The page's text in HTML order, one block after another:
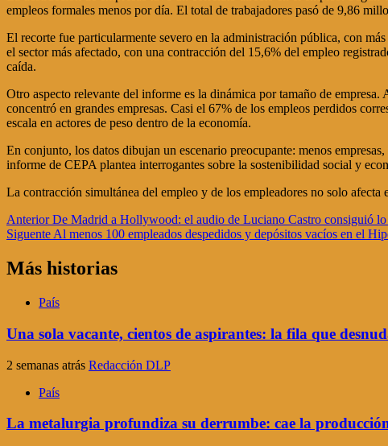
empleos formales menos por día. El total de trabajadores pasó de 9,86
El recorte fue particularmente severo en la administración pública, con
el sector más afectado, con una contracción del 15,6% del empleo
caída.
Otro aspecto relevante del informe es la dinámica por tamaño de
concentró en grandes empresas. Casi el 67% de los empleos perdidos
escala en actores de peso dentro de la economía.
En conjunto, los datos dibujan un escenario preocupante: menos
informe de CEPA plantea interrogantes sobre la sostenibilidad social y
La contracción simultánea del empleo y de los empleadores no solo
Navegación
de
entradas
AnteriorDe Madrid a Hollywood: el audio de Luciano Castro consiguió
Siguente Al menos 100 empleados despedidos y depósitos vacíos en el
Más historias
País
Una sola vacante, cientos de aspirantes: la fila que
2 semanas atrás Redacción DLP
País
La metalurgia profundiza su derrumbe: cae la